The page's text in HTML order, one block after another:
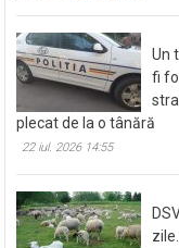
Un
fi
plecat de la o tânără
22 iul. 2026 14:55